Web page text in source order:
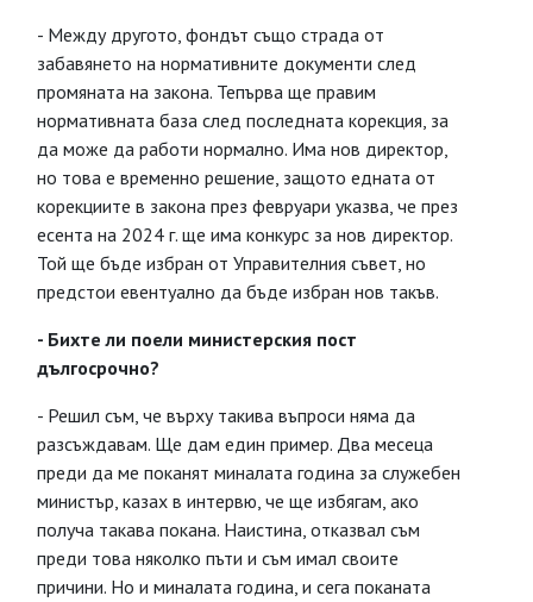
- Между другото, фондът също страда от
забавянето на нормативните документи след
промяната на закона. Тепърва ще правим
нормативната база след последната корекция, за
да може да работи нормално. Има нов директор,
но това е временно решение, защото едната от
корекциите в закона през февруари указва, че през
есента на 2024 г. ще има конкурс за нов директор.
Той ще бъде избран от Управителния съвет, но
предстои евентуално да бъде избран нов такъв.
- Бихте ли поели министерския пост
дългосрочно?
- Решил съм, че върху такива въпроси няма да
разсъждавам. Ще дам един пример. Два месеца
преди да ме поканят миналата година за служебен
министър, казах в интервю, че ще избягам, ако
получа такава покана. Наистина, отказвал съм
преди това няколко пъти и съм имал своите
причини. Но и миналата година, и сега поканата